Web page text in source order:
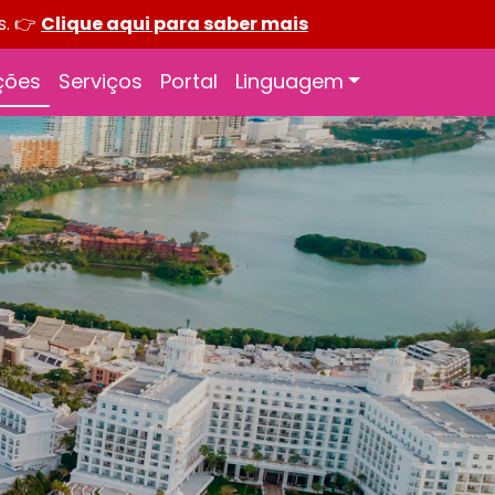
👉 Clique aqui para saber mais
Serviços Portal Linguagem